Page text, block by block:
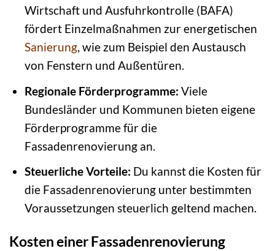
Wirtschaft und Ausfuhrkontrolle (BAFA)
fördert Einzelmaßnahmen zur energetischen
Sanierung, wie zum Beispiel den Austausch
von Fenstern und Außentüren.
Regionale Förderprogramme: Viele
Bundesländer und Kommunen bieten eigene
Förderprogramme für die
Fassadenrenovierung an.
Steuerliche Vorteile: Du kannst die Kosten für
die Fassadenrenovierung unter bestimmten
Voraussetzungen steuerlich geltend machen.
Kosten einer Fassadenrenovierung